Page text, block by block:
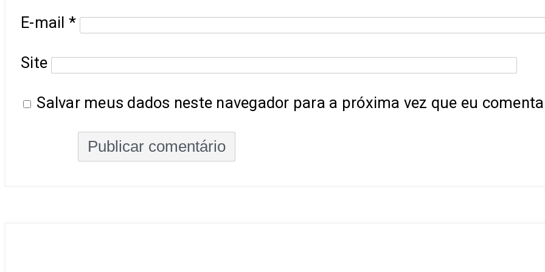
E-mail *
Site
Salvar meus dados neste navegador para a próxima vez que eu